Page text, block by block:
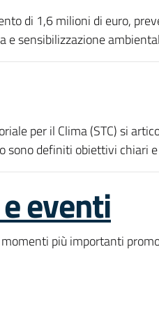
di 1,6 milioni di euro,
e sensibilizzazione
per il Clima (STC) si
sono definiti obiettivi chiari
eventi
più importanti